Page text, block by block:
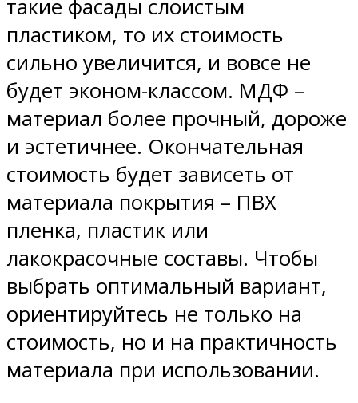
такие фасады слоистым
пластиком, то их стоимость
сильно увеличится, и вовсе не
будет эконом-классом. МДФ –
материал более прочный, дороже
и эстетичнее. Окончательная
стоимость будет зависеть от
материала покрытия – ПВХ
пленка, пластик или
лакокрасочные составы. Чтобы
выбрать оптимальный вариант,
ориентируйтесь не только на
стоимость, но и на практичность
материала при использовании.